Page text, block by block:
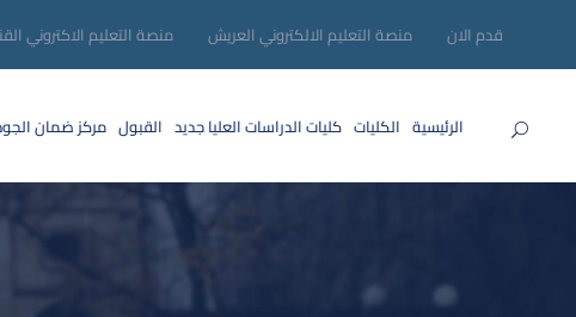
قدم الان منصة التعليم الالكتروني العريش منصة التعليم الاكتروني
الرئيسية الكليات كليات الدراسات العلياجديد القبول مركز ضمان